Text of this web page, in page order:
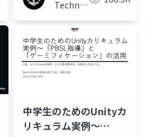
Technologies
中学生のためのUnityカ
リキュラム実例〜